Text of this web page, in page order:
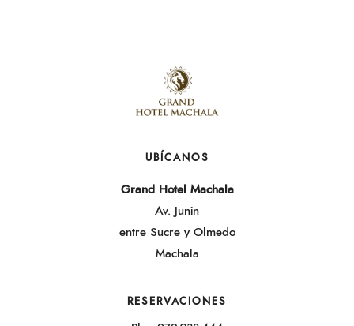
UBÍCANOS
Grand Hotel Machala
Av. Junin
entre Sucre y Olmedo
Machala
RESERVACIONES